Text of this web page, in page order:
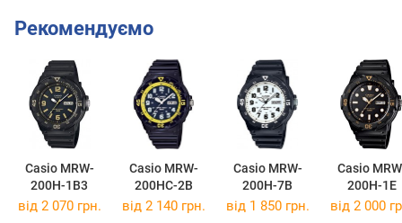
Рекомендуємо
Casio MRW-
200H-1B3
Casio MRW-
200HC-2B
Casio MRW-
200H-7B
Casio
200H-1E
від 2 070 грн. від 2 140 грн. від 1 850 грн. від 2 000